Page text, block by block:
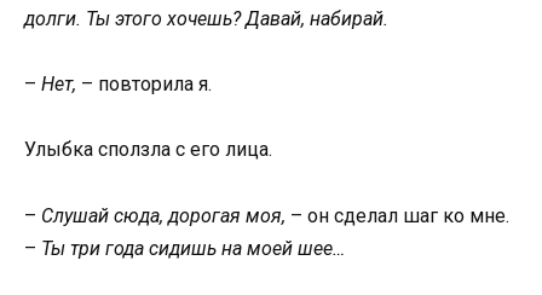
долги. Ты этого хочешь? Давай, набирай.
– Нет, – повторила я.
Улыбка сползла с его лица.
– Слушай сюда, дорогая моя, – он сделал шаг ко мне.
– Ты три года сидишь на моей шее…